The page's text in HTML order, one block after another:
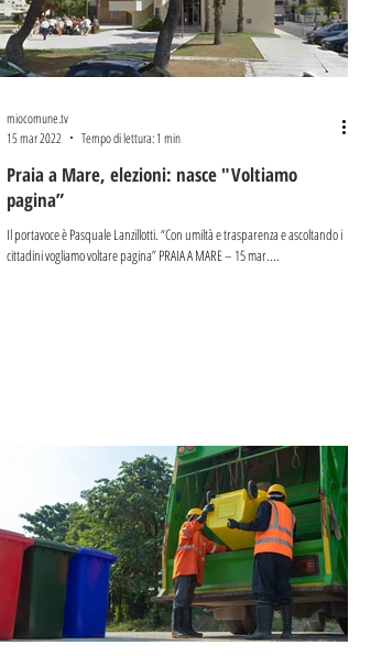
Praia a Mare, elezioni: nasce "Voltiamo
pagina”
Il portavoce è Pasquale Lanzillotti. “Con umiltà e trasparenza e ascoltando i
cittadini vogliamo voltare pagina” PRAIA A MARE – 15 mar....
miocomune.tv
15 mar 2022
Tempo di lettura: 1 min